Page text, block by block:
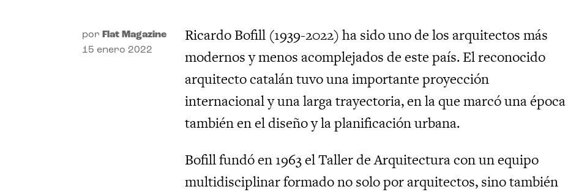
por Flat Magazine
15 enero 2022
Ricardo Bofill (1939-2022) ha sido uno de los arquitectos más
modernos y menos acomplejados de este país. El reconocido
arquitecto catalán tuvo una importante proyección
internacional y una larga trayectoria, en la que marcó una época
también en el diseño y la planificación urbana.
Bofill fundó en 1963 el Taller de Arquitectura con un equipo
multidisciplinar formado no solo por arquitectos, sino también